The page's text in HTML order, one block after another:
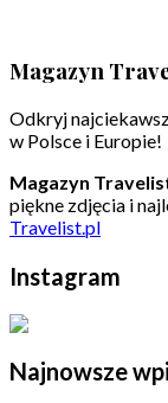
Magazyn
Odkryj
w Polsce i Europie!
Magazyn
piękne zdjęcia i
Travelist.pl
Instagram
Najnowsze